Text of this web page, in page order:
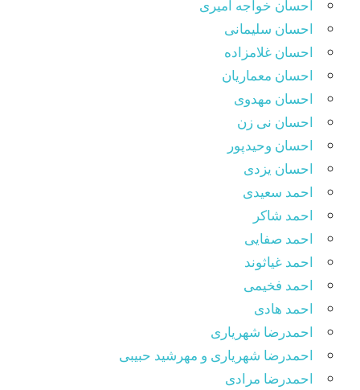
احسان خواجه امیری
احسان سلیمانی
احسان غلامزاده
احسان معماریان
احسان مهدوی
احسان نی زن
احسان وحیدپور
احسان یزدی
احمد سعیدی
احمد شاکر
احمد صفایی
احمد غیاثوند
احمد فخیمی
احمد هادی
احمدرضا شهریاری
احمدرضا شهریاری و مهرشید حبیبی
احمدرضا مرادی